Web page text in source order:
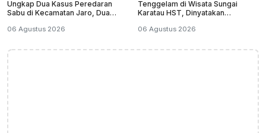
Ungkap Dua Kasus Peredaran
Sabu di Kecamatan Jaro, Dua
06 Agustus 2026
Tenggelam di Wisata Sungai
Karatau HST, Dinyatakan
06 Agustus 2026